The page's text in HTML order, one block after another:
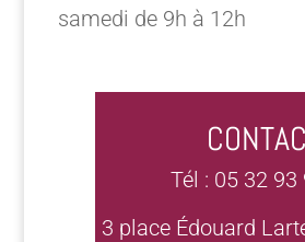
samedi de 9h à 12h
Tél : 05 32 93
3 place Édouard